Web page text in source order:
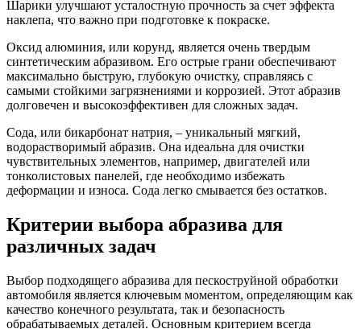
Шарики улучшают усталостную прочность за счет эффекта
наклепа, что важно при подготовке к покраске.
Оксид алюминия, или корунд, является очень твердым
синтетическим абразивом. Его острые грани обеспечивают
максимально быструю, глубокую очистку, справляясь с
самыми стойкими загрязнениями и коррозией. Этот абразив
долговечен и высокоэффективен для сложных задач.
Сода, или бикарбонат натрия, – уникальный мягкий,
водорастворимый абразив. Она идеальна для очистки
чувствительных элементов, например, двигателей или
тонколистовых панелей, где необходимо избежать
деформации и износа. Сода легко смывается без остатков.
Критерии выбора абразива для
различных задач
Выбор подходящего абразива для пескоструйной обработки
автомобиля является ключевым моментом, определяющим как
качество конечного результата, так и безопасность
обрабатываемых деталей. Основным критерием всегда